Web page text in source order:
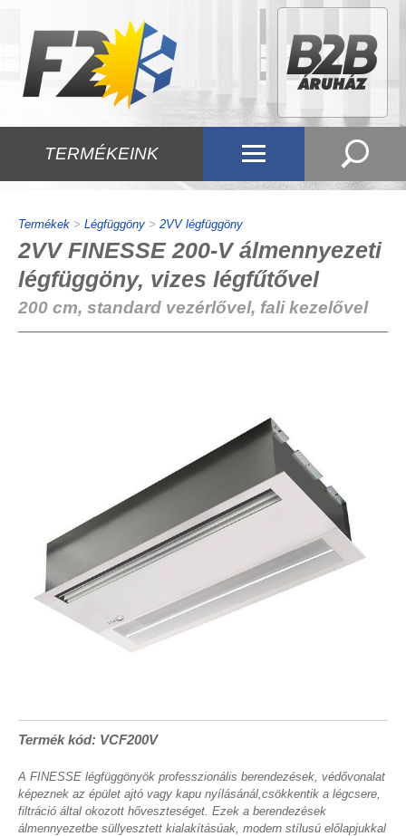
TERMÉKEINK
Termékek > Légfüggöny > 2VV légfüggöny
2VV FINESSE 200-V álmennyezeti
légfüggöny, vizes légfűtővel
200 cm, standard vezérlővel, fali kezelővel
Termék kód: VCF200V
A FINESSE légfüggönyök professzionális berendezések, védővonalat
képeznek az épület ajtó vagy kapu nyílásánál,csökkentik a légcsere,
filtráció által okozott hőveszteséget. Ezek a berendezések
álmennyezetbe süllyesztett kialakításúak, modern stílusú előlapjukkal